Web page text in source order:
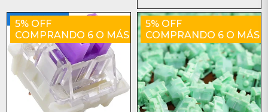
5% OFF
COMPRANDO 6 O MÁS
5% OFF
COMPRANDO 6 O MÁS